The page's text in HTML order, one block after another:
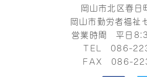
岡山市北区春日
岡山市勤労者福祉
営業時間 平日
TEL086-
FAX 086-